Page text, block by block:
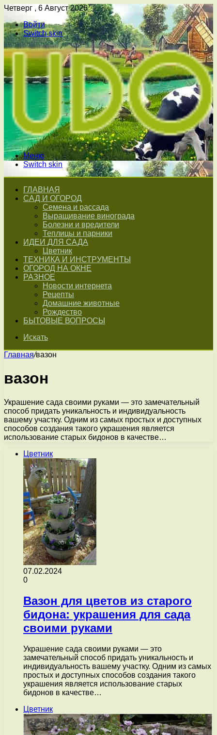
Четверг , 6 Август 2026
Войти
Switch skin
Меню
Switch skin
ГЛАВНАЯ
САД И ОГОРОД
Семена и рассада
Выращивание винограда
Болезни и вредители
Теплицы и парники
ИДЕИ ДЛЯ САДА
Цветник
ТЕХНИКА И ИНСТРУМЕНТЫ
ОГОРОД НА ОКНЕ
РАЗНОЕ
Новости интернета
Рецепты
Домашние животные
Рождество
БЫТОВЫЕ ВОПРОСЫ
Искать
Главная/вазон
вазон
Украшение сада своими руками — это замечательный
способ придать уникальность и индивидуальность
вашему участку. Одним из самых простых и доступных
способов создания такого украшения является
использование старых бидонов в качестве…
Цветник
07.02.2024
0
Вазон для цветов из старого
бидона: украшения для сада
своими руками
Украшение сада своими руками — это
замечательный способ придать уникальность и
индивидуальность вашему участку. Одним из самых
простых и доступных способов создания такого
украшения является использование старых
бидонов в качестве…
Цветник